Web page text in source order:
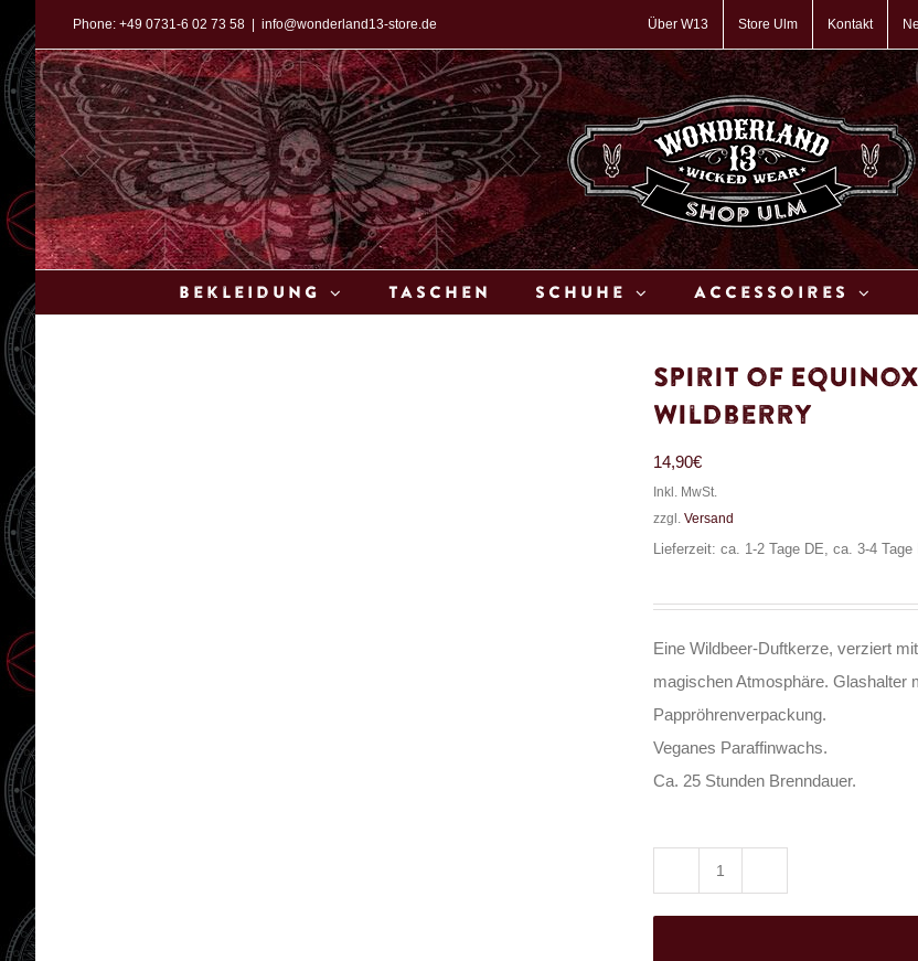
Inhalt
springen
Phone: +49 0731-6 02 73 58 info@wonderland13-store.de Über W13 Store Ulm Kontakt
Bekleidung Taschen Schuhe Accessoires
Spirit of
Wildberry
14,90€
Inkl. MwSt.
zzgl. Versand
Lieferzeit: ca. 1-2 Tage DE, ca. 3-4 Tage
Eine Wildbeer-Duftkerze, verziert
magischen Atmosphäre. Glashalter
Pappröhrenverpackung.
Veganes Paraffinwachs.
Ca. 25 Stunden Brenndauer.
of